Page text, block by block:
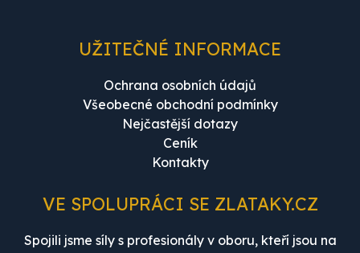
UŽITEČNÉ INFORMACE
Ochrana osobních údajů
Všeobecné obchodní podmínky
Nejčastější dotazy
Ceník
Kontakty
VE SPOLUPRÁCI SE ZLATAKY.CZ
Spojili jsme síly s profesionály v oboru, kteří jsou na